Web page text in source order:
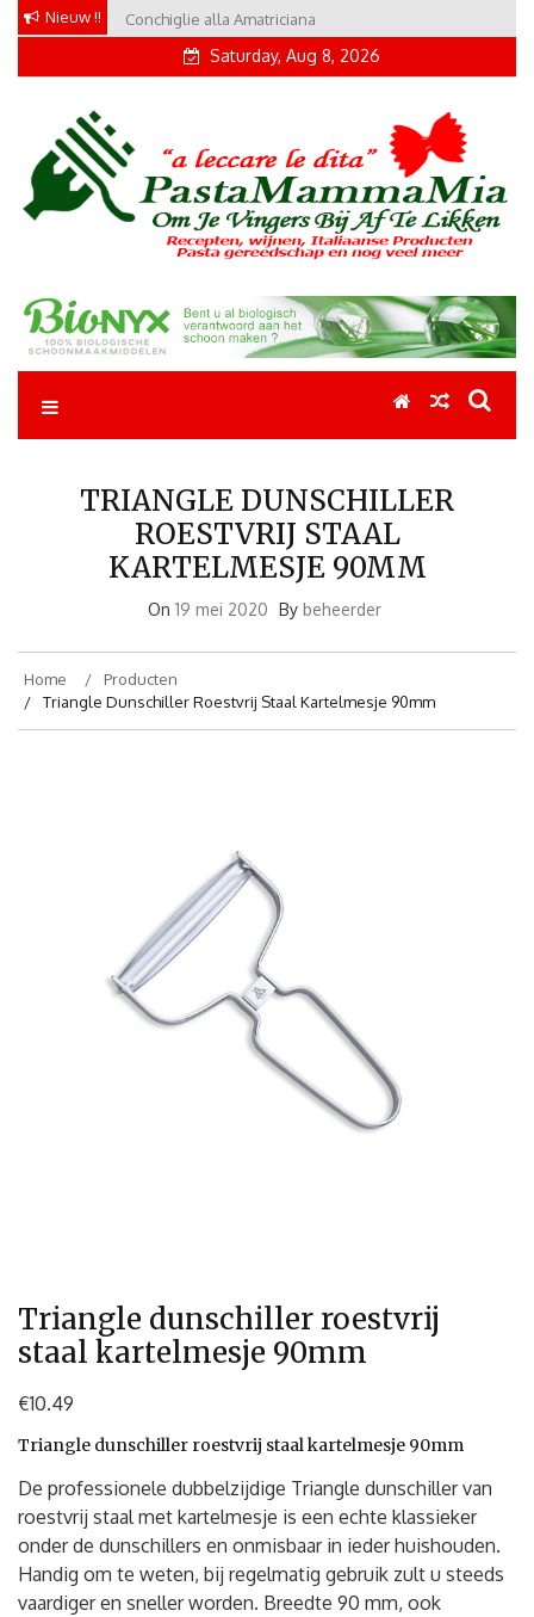
Skip
content
Nieuw !! Conchiglie alla Amatriciana
Tortellini con Proscuitto
Saturday, Aug 8, 2026
Pastamammamia
Pastarecepten om je vingers bij af te likken
TRIANGLE DUNSCHILLER
ROESTVRIJ STAAL
KARTELMESJE 90MM
On 19 mei 2020 By beheerder
Home
Producten
Triangle Dunschiller Roestvrij Staal Kartelmesje 90mm
Triangle dunschiller roestvrij
staal kartelmesje 90mm
€10.49
Triangle dunschiller roestvrij staal kartelmesje 90mm
De professionele dubbelzijdige Triangle dunschiller van
roestvrij staal met kartelmesje is een echte klassieker
onder de dunschillers en onmisbaar in ieder huishouden.
Handig om te weten, bij regelmatig gebruik zult u steeds
vaardiger en sneller worden. Breedte 90 mm, ook